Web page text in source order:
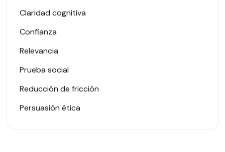
Claridad cognitiva
Confianza
Relevancia
Prueba social
Reducción de fricción
Persuasión ética